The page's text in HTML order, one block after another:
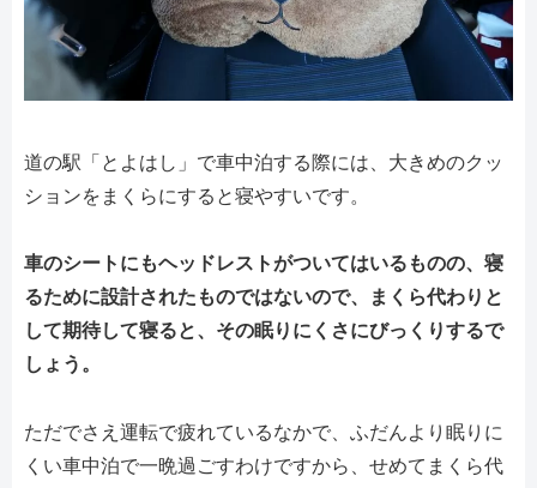
道の駅「とよはし」で車中泊する際には、大きめのクッ
ションをまくらにすると寝やすいです。
車のシートにもヘッドレストがついてはいるものの、寝
るために設計されたものではないので、まくら代わりと
して期待して寝ると、その眠りにくさにびっくりするで
しょう。
ただでさえ運転で疲れているなかで、ふだんより眠りに
くい車中泊で一晩過ごすわけですから、せめてまくら代